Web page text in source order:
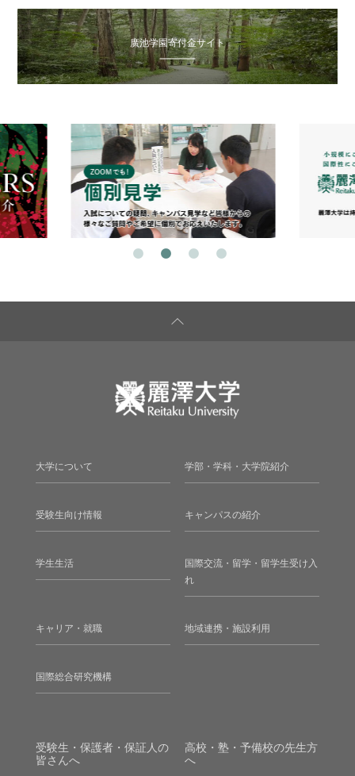
廣池学園寄付金サイト
大学について 学部・学科・大学院紹介
受験生向け情報 キャンパスの紹介
学生生活
国際交流・留学・留学生受け入
れ
キャリア・就職 地域連携・施設利用
国際総合研究機構
受験生・保護者・保証人の
皆さんへ
高校・塾・予備校の先生方
へ